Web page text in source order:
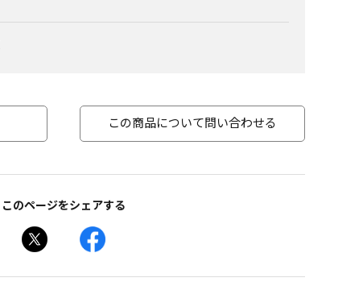
この商品について問い合わせる
このページをシェアする